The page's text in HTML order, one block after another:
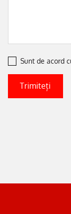
Sunt de acord